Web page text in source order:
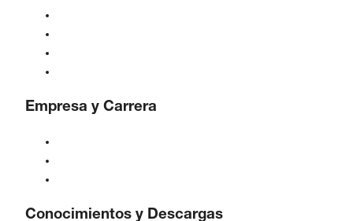
Empresa y Carrera
Conocimientos y Descargas